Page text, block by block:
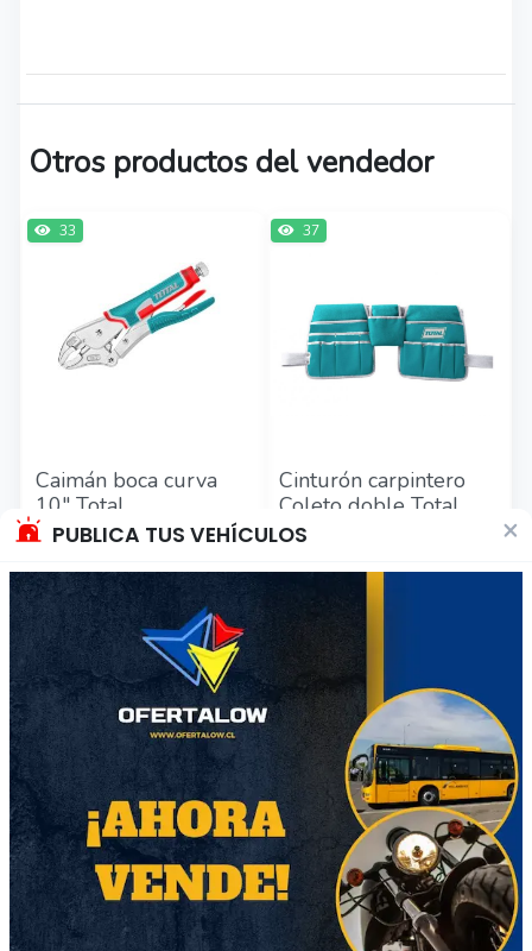
PUBLICA TUS VEHÍCULOS ×
Otros productos del vendedor
33
Caimán boca curva
10" Total
$8990
Región Metropolitana
Producto Nuevo
37
Cinturón carpintero
Coleto doble Total
$12.990
Región Metropolitana
Producto Nuevo
48
Pistola de Calor
31
Set 8 destornilladores